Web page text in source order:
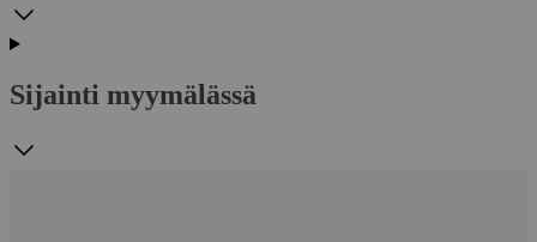
Sijainti myymälässä